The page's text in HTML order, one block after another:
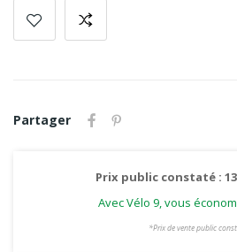
Partager
Prix public constaté :
Avec Vélo 9, vous
*Prix de vente public